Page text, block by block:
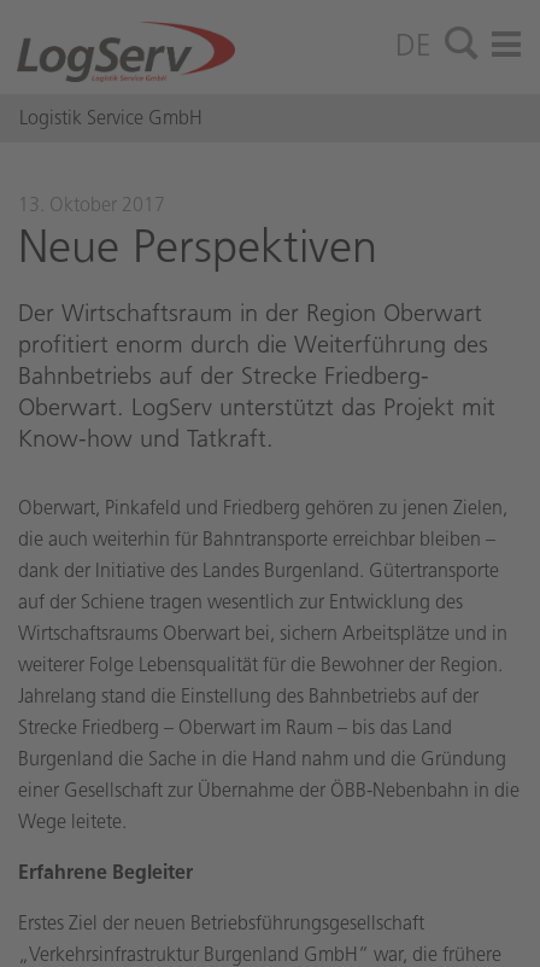
DE
Logistik Service GmbH
13. Oktober 2017
Neue Per­spek­ti­ven
Der Wirtschaftsraum in der Region Oberwart
profitiert enorm durch die Weiterführung des
Bahnbetriebs auf der Strecke Friedberg-
Oberwart. LogServ unterstützt das Projekt mit
Know-how und Tatkraft.
Oberwart, Pinkafeld und Friedberg gehören zu jenen Zielen,
die auch weiterhin für Bahntransporte erreichbar bleiben –
dank der Initiative des Landes Burgenland. Gütertransporte
auf der Schiene tragen wesentlich zur Entwicklung des
Wirtschaftsraums Oberwart bei, sichern Arbeitsplätze und in
weiterer Folge Lebensqualität für die Bewohner der Region.
Jahrelang stand die Einstellung des Bahnbetriebs auf der
Strecke Friedberg – Oberwart im Raum – bis das Land
Burgenland die Sache in die Hand nahm und die Gründung
einer Gesellschaft zur Übernahme der ÖBB-Nebenbahn in die
Wege leitete.
Erfahrene Begleiter
Erstes Ziel der neuen Betriebsführungsgesellschaft
„Verkehrsinfrastruktur Burgenland GmbH“ war, die frühere